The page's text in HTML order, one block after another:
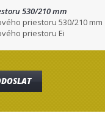
530/210 mm
priestoru 530/210 mm
priestoru Ei